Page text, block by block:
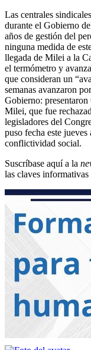
Las centrales
durante el Gobierno
años de gestión del
ninguna medida de
llegada de Milei a la
el termómetro y
que consideran un
semanas avanzaron
Gobierno: presentaron
Milei, que fue
legisladores del
puso fecha este
conflictividad social.
Suscríbase aquí a la
las claves